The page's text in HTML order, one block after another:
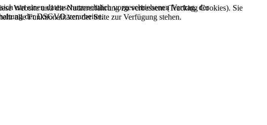
um einen datenschutzrechtlich vorgeschriebenen Vertrag, der
der DSGVO verarbeitet.
Website und die Nutzererfahrung zu verbessern (Tracking Cookies). Sie
alle Funktionalitäten der Seite zur Verfügung stehen.